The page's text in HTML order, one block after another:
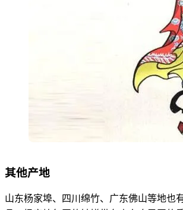
其他产地
山东杨家埠、四川绵竹、广东佛山等地也